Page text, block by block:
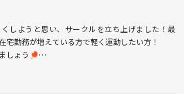
しようと思い、サークルを立ち上げました！最
宅勤務が増えている方で軽く運動したい方！
しょう🏓